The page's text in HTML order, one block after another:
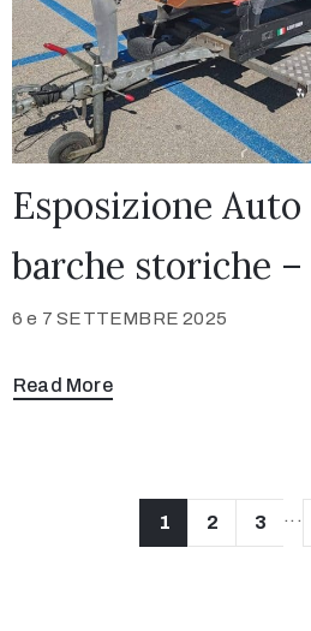
Esposizione Auto
barche storiche
6 e 7 SETTEMBRE 2025
Read More
1 2 3 ...